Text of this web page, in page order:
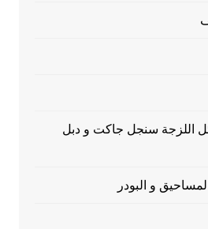
اللزجة سنجل جاكت و دبل
و البودر